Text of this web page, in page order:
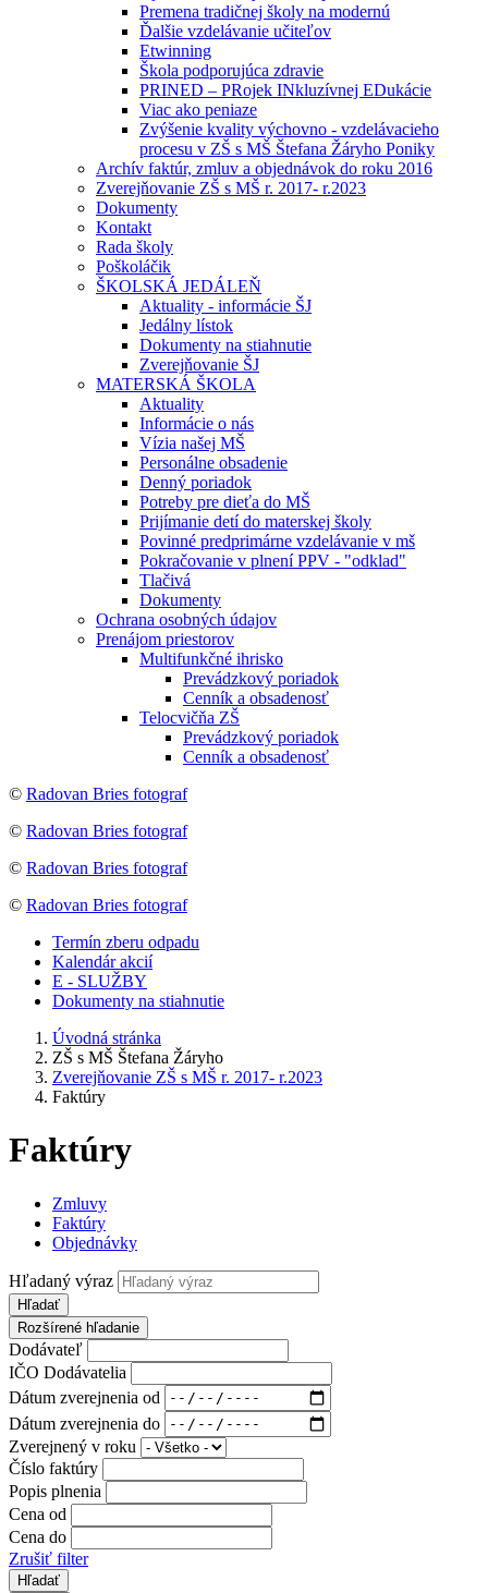
Premena tradičnej školy na modernú
Ďalšie vzdelávanie učiteľov
Etwinning
Škola podporujúca zdravie
PRINED – PRojek INkluzívnej EDukácie
Viac ako peniaze
Zvýšenie kvality výchovno - vzdelávacieho
procesu v ZŠ s MŠ Štefana Žáryho Poniky
Archív faktúr, zmluv a objednávok do roku 2016
Zverejňovanie ZŠ s MŠ r. 2017- r.2023
Dokumenty
Kontakt
Rada školy
Poškoláčik
ŠKOLSKÁ JEDÁLEŇ
Aktuality - informácie ŠJ
Jedálny lístok
Dokumenty na stiahnutie
Zverejňovanie ŠJ
MATERSKÁ ŠKOLA
Aktuality
Informácie o nás
Vízia našej MŠ
Personálne obsadenie
Denný poriadok
Potreby pre dieťa do MŠ
Prijímanie detí do materskej školy
Povinné predprimárne vzdelávanie v mš
Pokračovanie v plnení PPV - "odklad"
Tlačivá
Dokumenty
Ochrana osobných údajov
Prenájom priestorov
Multifunkčné ihrisko
Prevádzkový poriadok
Cenník a obsadenosť
Telocvičňa ZŠ
Prevádzkový poriadok
Cenník a obsadenosť
© Radovan Bries fotograf
© Radovan Bries fotograf
© Radovan Bries fotograf
© Radovan Bries fotograf
Termín zberu odpadu
Kalendár akcií
E - SLUŽBY
Dokumenty na stiahnutie
Úvodná stránka
ZŠ s MŠ Štefana Žáryho
Zverejňovanie ZŠ s MŠ r. 2017- r.2023
Faktúry
Faktúry
Zmluvy
Faktúry
Objednávky
Hľadaný výraz
Hľadať
Rozšírené hľadanie
Dodávateľ
IČO Dodávatelia
Dátum zverejnenia od
Dátum zverejnenia do
Zverejnený v roku
Číslo faktúry
Popis plnenia
Cena od
Cena do
Zrušiť filter